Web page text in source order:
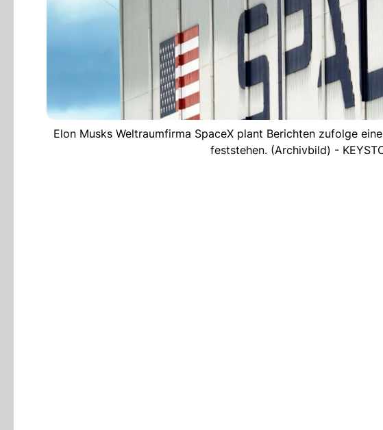
Elon Musks Weltraumfirma SpaceX plant Berichten zufolge
feststehen. (Archivbild) -